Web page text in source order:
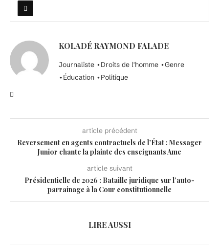
KOLADÉ RAYMOND FALADE
Journaliste •Droits de l'homme •Genre
•Éducation •Politique
article précédent
Reversement en agents contractuels de l’État : Messager
Junior chante la plainte des enseignants Ame
article suivant
Présidentielle de 2026 : Bataille juridique sur l’auto-
parrainage à la Cour constitutionnelle
LIRE AUSSI